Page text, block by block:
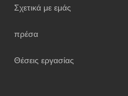
Σχετικά με εμάς
πρέσα
Θέσεις εργασίας